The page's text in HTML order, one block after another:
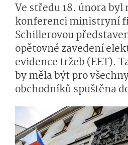
Ve středu 18. února byl
konferenci ministryní
Schillerovou
opětovné zavedení
evidence tržeb (EET).
by měla být pro
obchodníků spuštěna